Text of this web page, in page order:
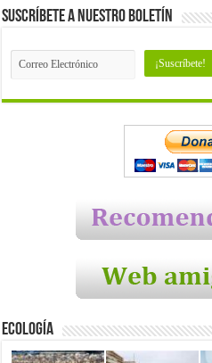
Suscríbete a nuestro Boletín
Ecología